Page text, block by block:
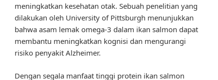
meningkatkan kesehatan otak. Sebuah penelitian yang
dilakukan oleh University of Pittsburgh menunjukkan
bahwa asam lemak omega-3 dalam ikan salmon dapat
membantu meningkatkan kognisi dan mengurangi
risiko penyakit Alzheimer.
Dengan segala manfaat tinggi protein ikan salmon